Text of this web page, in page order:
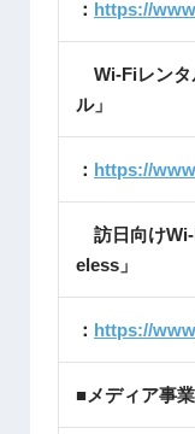
： https://
Wi-Fiレンタ
ル」
： https://
訪日向けWi-
eless」
： https://
■メディア事業